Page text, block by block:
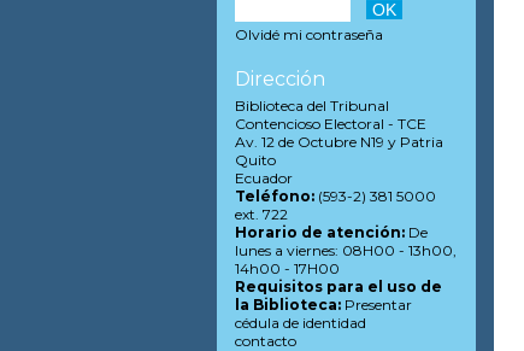
Olvidé mi contraseña
Dirección
Biblioteca del Tribunal
Contencioso Electoral - TCE
Av. 12 de Octubre N19 y Patria
Quito
Ecuador
Teléfono:(593-2) 381 5000
ext. 722
Horario de atención:De
lunes a viernes: 08H00 - 13h00,
14h00 - 17H00
Requisitos para el uso de
la Biblioteca:Presentar
cédula de identidad
contacto